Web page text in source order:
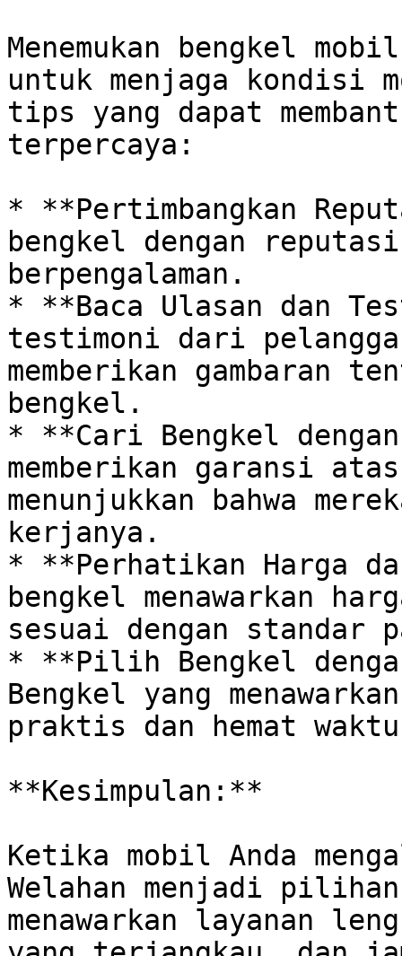
Menemukan bengkel
untuk menjaga kondisi
tips yang dapat
terpercaya:
* **Pertimbangkan
bengkel dengan
berpengalaman.
* **Baca Ulasan dan
testimoni dari
memberikan gambaran
bengkel.
* **Cari Bengkel
memberikan garansi
menunjukkan bahwa
kerjanya.
* **Perhatikan Harga
bengkel menawarkan
sesuai dengan standar
* **Pilih Bengkel
Bengkel yang
praktis dan hemat
**Kesimpulan:**
Ketika mobil Anda
Welahan menjadi
menawarkan layanan